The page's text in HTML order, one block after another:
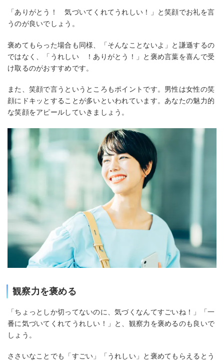
「ありがとう！ 気づいてくれてうれしい！」と笑顔でお礼を言
うのが良いでしょう。
褒めてもらった場合も同様、「そんなことないよ」と謙遜するの
ではなく、「うれしい ！ありがとう！」と褒め言葉を喜んで受
け取るのがおすすめです。
また、笑顔で言うというところもポイントです。男性は女性の笑
顔にドキッとすることが多いといわれています。あなたの魅力的
な笑顔をアピールしていきましょう。
観察力を褒める
「ちょっとしか切ってないのに、気づくなんてすごいね！」「一
番に気づいてくれてうれしい！」と、観察力を褒めるのも良いで
しょう。
ささいなことでも「すごい」「うれしい」と褒めてもらえるとう